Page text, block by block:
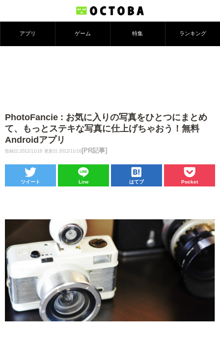
アプリ ゲーム 特集 ランキング
PhotoFancie : お気に入りの写真をひとつにまとめ
て、もっとステキな写真に仕上げちゃおう！無料
Androidアプリ
投稿日:2012/11/16 更新日:2012/11/16 [PR記事]
ツイート Line はてブ Pocket